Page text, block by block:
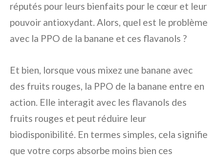
réputés pour leurs bienfaits pour le cœur et leur
pouvoir antioxydant. Alors, quel est le problème
avec la PPO de la banane et ces flavanols ?
Et bien, lorsque vous mixez une banane avec
des fruits rouges, la PPO de la banane entre en
action. Elle interagit avec les flavanols des
fruits rouges et peut réduire leur
biodisponibilité. En termes simples, cela signifie
que votre corps absorbe moins bien ces